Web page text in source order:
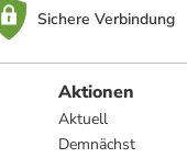
Sichere Verbindung
Aktionen
Aktuell
Demnächst